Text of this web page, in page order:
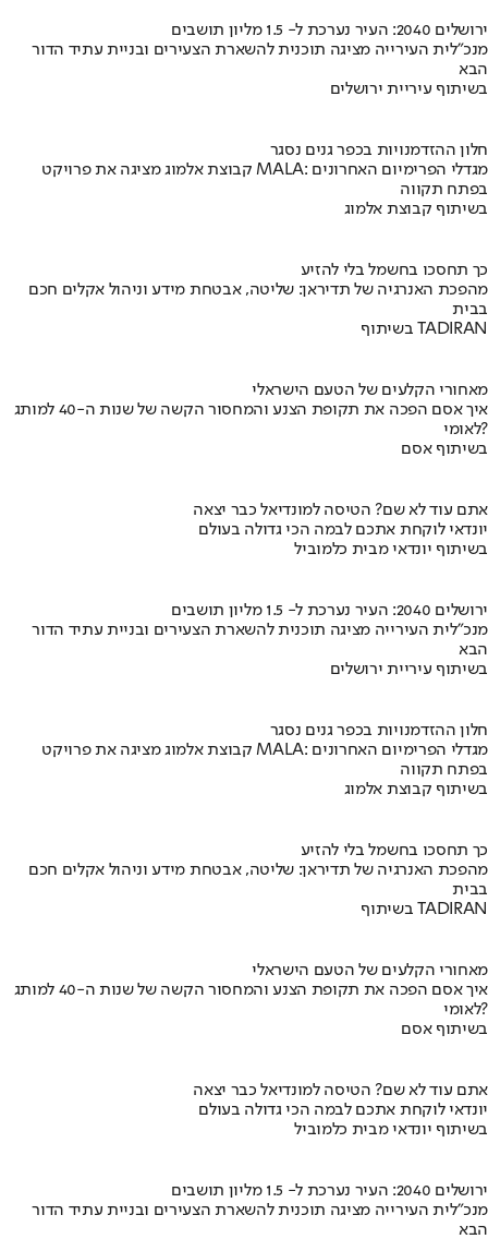
ירושלים 2040: העיר נערכת ל- 1.5 מליון תושבים
מנכ"לית העירייה מציגה תוכנית להשארת הצעירים ובניית עתיד הדור
הבא
בשיתוף עיריית ירושלים
חלון ההזדמנויות בכפר גנים נסגר
קבוצת אלמוג מציגה את פרויקט MALA: מגדלי הפרימיום האחרונים
בפתח תקווה
בשיתוף קבוצת אלמוג
כך תחסכו בחשמל בלי להזיע
מהפכת האנרגיה של תדיראן: שליטה, אבטחת מידע וניהול אקלים חכם
בבית
בשיתוף TADIRAN
מאחורי הקלעים של הטעם הישראלי
איך אסם הפכה את תקופת הצנע והמחסור הקשה של שנות ה-40 למותג
לאומי?
בשיתוף אסם
אתם עוד לא שם? הטיסה למונדיאל כבר יצאה
יונדאי לוקחת אתכם לבמה הכי גדולה בעולם
בשיתוף יונדאי מבית כלמוביל
ירושלים 2040: העיר נערכת ל- 1.5 מליון תושבים
מנכ"לית העירייה מציגה תוכנית להשארת הצעירים ובניית עתיד הדור
הבא
בשיתוף עיריית ירושלים
חלון ההזדמנויות בכפר גנים נסגר
קבוצת אלמוג מציגה את פרויקט MALA: מגדלי הפרימיום האחרונים
בפתח תקווה
בשיתוף קבוצת אלמוג
כך תחסכו בחשמל בלי להזיע
מהפכת האנרגיה של תדיראן: שליטה, אבטחת מידע וניהול אקלים חכם
בבית
בשיתוף TADIRAN
מאחורי הקלעים של הטעם הישראלי
איך אסם הפכה את תקופת הצנע והמחסור הקשה של שנות ה-40 למותג
לאומי?
בשיתוף אסם
אתם עוד לא שם? הטיסה למונדיאל כבר יצאה
יונדאי לוקחת אתכם לבמה הכי גדולה בעולם
בשיתוף יונדאי מבית כלמוביל
ירושלים 2040: העיר נערכת ל- 1.5 מליון תושבים
מנכ"לית העירייה מציגה תוכנית להשארת הצעירים ובניית עתיד הדור
הבא